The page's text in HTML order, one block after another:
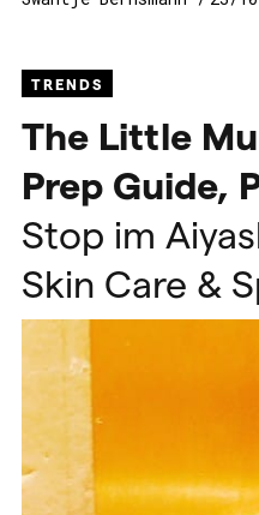
TRENDS
The Little
Prep Guide,
Stop im
Skin Care &